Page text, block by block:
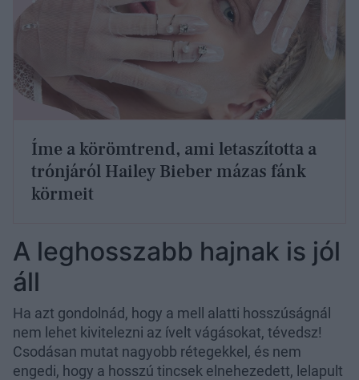
Íme a körömtrend, ami letaszította a
trónjáról Hailey Bieber mázas fánk
körmeit
A leghosszabb hajnak is jól
áll
Ha azt gondolnád, hogy a mell alatti hosszúságnál
nem lehet kivitelezni az ívelt vágásokat, tévedsz!
Csodásan mutat nagyobb rétegekkel, és nem
engedi, hogy a hosszú tincsek elnehezedett, lelapult